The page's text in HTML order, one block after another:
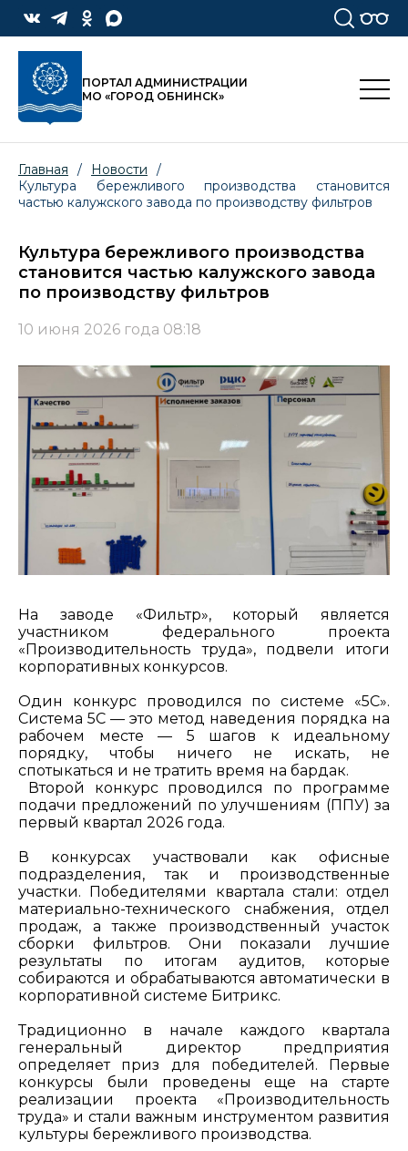
ПОРТАЛ АДМИНИСТРАЦИИ
МО «ГОРОД ОБНИНСК»
Главная / Новости
/
Культура бережливого производства становится
частью калужского завода по производству фильтров
Культура бережливого производства
становится частью калужского завода
по производству фильтров
10 июня 2026 года 08:18
На заводе «Фильтр», который является
участником федерального проекта
«Производительность труда», подвели итоги
корпоративных конкурсов.
Один конкурс проводился по системе «5С».
Система 5С — это метод наведения порядка на
рабочем месте — 5 шагов к идеальному
порядку, чтобы ничего не искать, не
спотыкаться и не тратить время на бардак.
Второй конкурс проводился по программе
подачи предложений по улучшениям (ППУ) за
первый квартал 2026 года.
В конкурсах участвовали как офисные
подразделения, так и производственные
участки. Победителями квартала стали: отдел
материально-технического снабжения, отдел
продаж, а также производственный участок
сборки фильтров. Они показали лучшие
результаты по итогам аудитов, которые
собираются и обрабатываются автоматически в
корпоративной системе Битрикс.
Традиционно в начале каждого квартала
генеральный директор предприятия
определяет приз для победителей. Первые
конкурсы были проведены еще на старте
реализации проекта «Производительность
труда» и стали важным инструментом развития
культуры бережливого производства.